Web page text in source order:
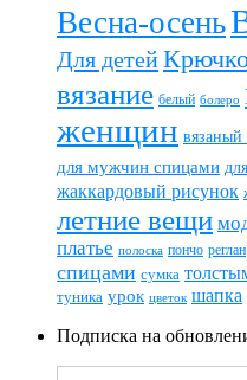
Весна-осень
Для детей
вязание белый болеро
женщин вязаный
для мужчин спицами
жаккардовый рисунок
летние вещи
платье полоска пончо реглан
спицами сумка
туника урок цветок шапка
Подписка на